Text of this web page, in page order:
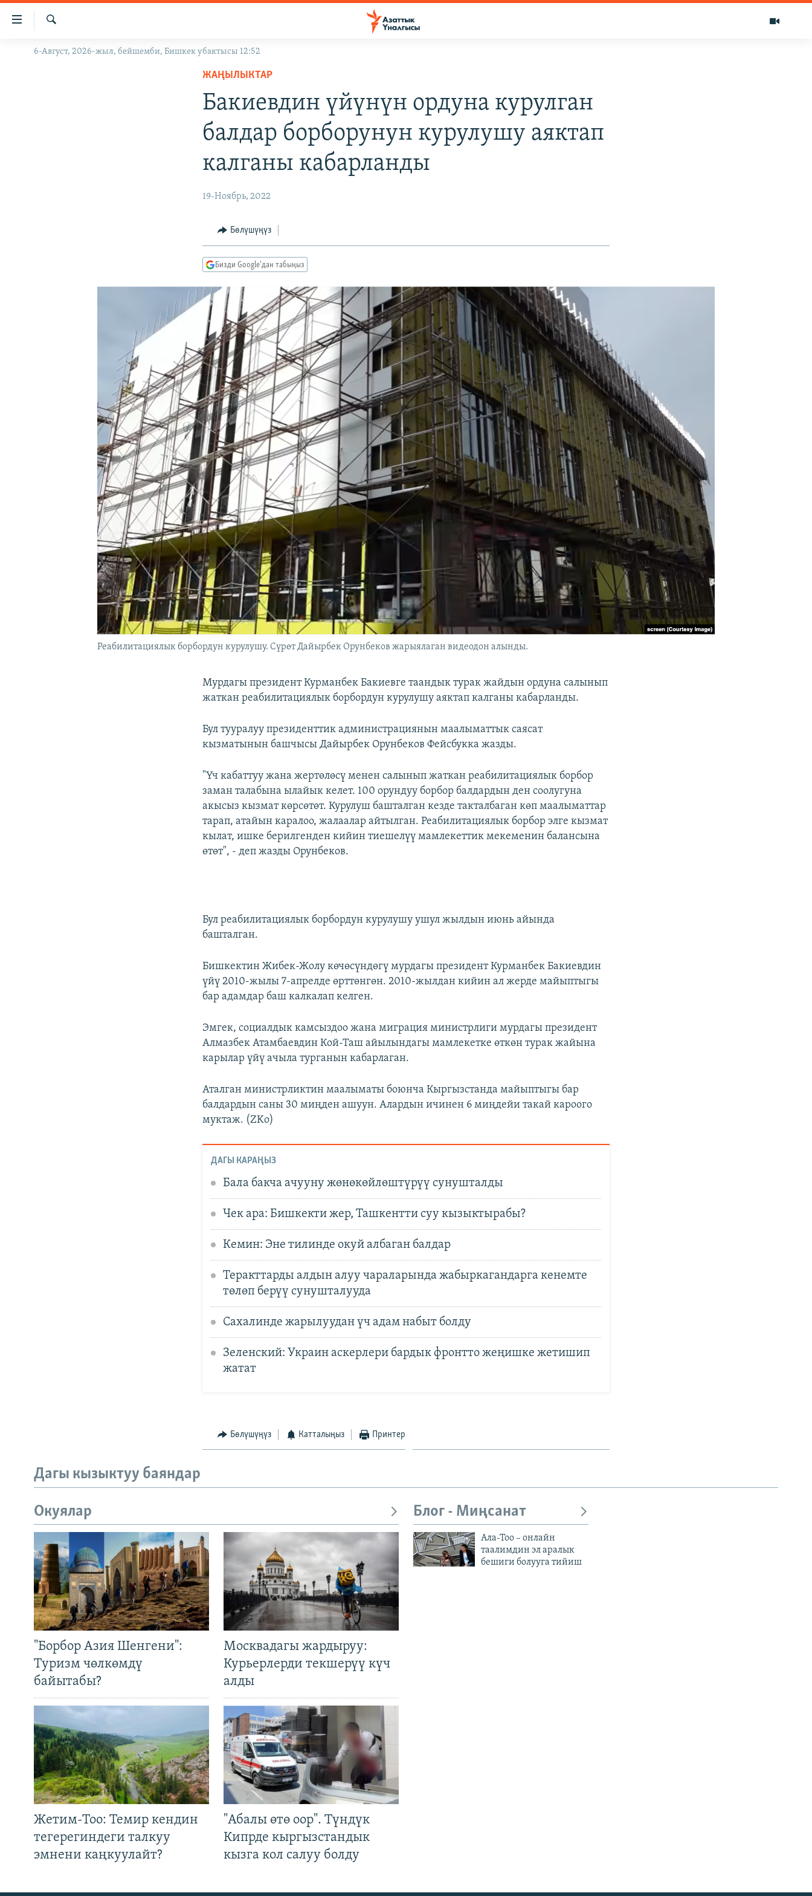
Линктер
Мазмунга
Навигацияга
ЖАҢЫЛЫКТАР
Издөө
6-Август, 2026-жыл, бейшемби, Бишкек убактысы 12:52
ЖАҢЫЛЫКТАР
Бакиевдин үйүнүн ордуна курулган
балдар борборунун курулушу аяктап
калганы кабарланды
19-Ноябрь, 2022
Бөлүшүңүз
Бизди Google'дан табыңыз
Реабилитациялык борбордун курулушу. Сүрөт Дайырбек Орунбеков жарыялаган видеодон алынды.
Мурдагы президент Курманбек Бакиевге таандык турак жайдын ордуна салынып
жаткан реабилитациялык борбордун курулушу аяктап калганы кабарланды.
Бул тууралуу президенттик администрациянын маалыматтык саясат
кызматынын башчысы Дайырбек Орунбеков Фейсбукка жазды.
"Үч кабаттуу жана жертөлөсү менен салынып жаткан реабилитациялык борбор
заман талабына ылайык келет. 100 орундуу борбор балдардын ден соолугуна
акысыз кызмат көрсөтөт. Курулуш башталган кезде такталбаган көп маалыматтар
тарап, атайын каралоо, жалаалар айтылган. Реабилитациялык борбор элге кызмат
кылат, ишке берилгенден кийин тиешелүү мамлекеттик мекеменин балансына
өтөт", - деп жазды Орунбеков.
Бул реабилитациялык борбордун курулушу ушул жылдын июнь айында
башталган.
Бишкектин Жибек-Жолу көчөсүндөгү мурдагы президент Курманбек Бакиевдин
үйү 2010-жылы 7-апрелде өрттөнгөн. 2010-жылдан кийин ал жерде майыптыгы
бар адамдар баш калкалап келген.
Эмгек, социалдык камсыздоо жана миграция министрлиги мурдагы президент
Алмазбек Атамбаевдин Кой-Таш айылындагы мамлекетке өткөн турак жайына
карылар үйү ачыла турганын кабарлаган.
Аталган министрликтин маалыматы боюнча Кыргызстанда майыптыгы бар
балдардын саны 30 миңден ашуун. Алардын ичинен 6 миңдейи такай кароого
муктаж. (ZKo)
ДАГЫ КАРАҢЫЗ
Бала бакча ачууну жөнөкөйлөштүрүү сунушталды
Чек ара: Бишкекти жер, Ташкентти суу кызыктырабы?
Кемин: Эне тилинде окуй албаган балдар
Теракттарды алдын алуу чараларында жабыркагандарга кенемте
төлөп берүү сунушталууда
Сахалинде жарылуудан үч адам набыт болду
Зеленский: Украин аскерлери бардык фронтто жеңишке жетишип
жатат
Бөлүшүңүз Катталыңыз Принтер
Дагы кызыктуу баяндар
Окуялар
"Борбор Азия Шенгени":
Туризм чөлкөмдү
байытабы?
Москвадагы жардыруу:
Курьерлерди текшерүү күч
алды
Жетим-Тоо: Темир кендин
тегерегиндеги талкуу
эмнени каңкуулайт?
"Абалы өтө оор". Түндүк
Кипрде кыргызстандык
кызга кол салуу болду
Блог - Миңсанат
Ала-Тоо – онлайн
таалимдин эл аралык
бешиги болууга тийиш